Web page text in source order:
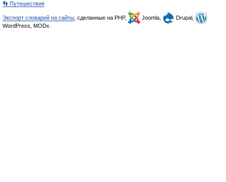
👣 Путешествия
Экспорт словарей на сайты , сделанные на PHP, Joomla,
Drupal,
WordPress, MODx.